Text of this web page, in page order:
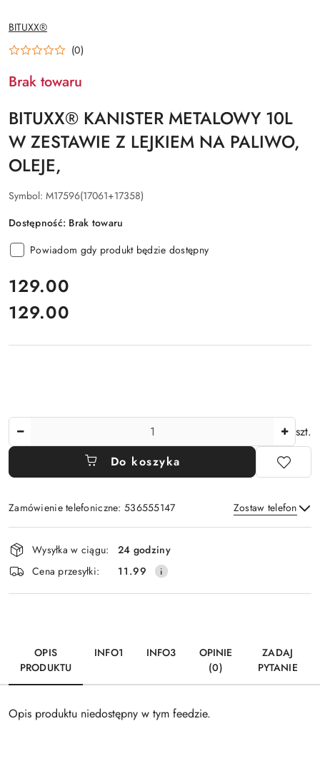
NAZWA
PRODUCENTA:
BITUXX®
(0)
Brak towaru
BITUXX® KANISTER METALOWY 10L
W ZESTAWIE Z LEJKIEM NA PALIWO,
OLEJE,
Symbol: M17596(17061+17358)
Dostępność: Brak towaru
Powiadom gdy produkt będzie dostępny
cena:
129.00
Cena:
129.00
szt.
Do koszyka
Zamówienie telefoniczne: 536555147 Zostaw telefon
Wyślij
Dostępność
i
dostawa
Wysyłka w ciągu:
24 godziny
Cena przesyłki:
11.99
OPIS
PRODUKTU
INFO1 INFO3
OPINIE
(0)
ZADAJ
PYTANIE
Opis produktu niedostępny w tym feedzie.